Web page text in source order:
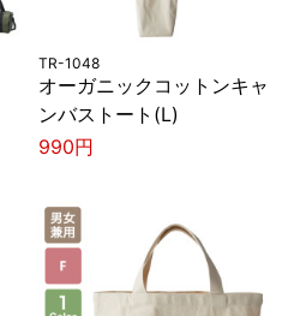
TR-1048
オーガニックコットンキャ
ンバストート(L)
990円